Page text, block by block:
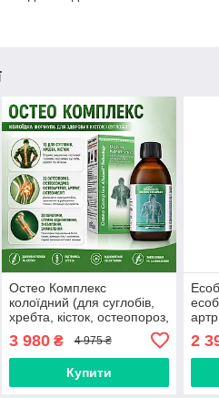
Остео Комплекс
колоїдний (для суглобів,
хребта, кісток, остеопороз,
мієліт, перелом,
остеохондроз, грижі)
3 980₴ 4 975 ₴
Купити
2